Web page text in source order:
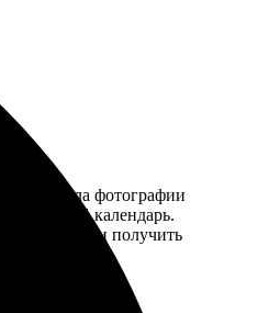
загрузила фотографии
идеальный календарь.
изменения и получить